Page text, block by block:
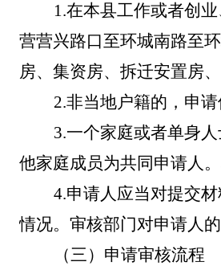
1.在本县工作或者创
营营兴路口至环城南路至
房、集资房、拆迁安置房、
2.非当地户籍的， 申
3.一个家庭或者单身
他家庭成员为共同申请人
4.申请人应当对提交
情况。审核部门对申请人
（三）申请审核流程